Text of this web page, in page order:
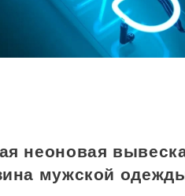
неоновая
мужской